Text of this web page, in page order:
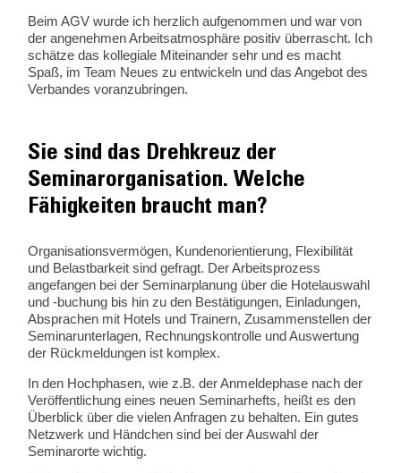
Beim AGV wurde ich herzlich aufgenommen und war von
der angenehmen Arbeitsatmosphäre positiv überrascht. Ich
schätze das kollegiale Miteinander sehr und es macht
Spaß, im Team Neues zu entwickeln und das Angebot des
Verbandes voranzubringen.
Sie sind das Drehkreuz der
Seminarorganisation. Welche
Fähigkeiten braucht man?
Organisationsvermögen, Kundenorientierung, Flexibilität
und Belastbarkeit sind gefragt. Der Arbeitsprozess
angefangen bei der Seminarplanung über die Hotelauswahl
und -buchung bis hin zu den Bestätigungen, Einladungen,
Absprachen mit Hotels und Trainern, Zusammenstellen der
Seminarunterlagen, Rechnungskontrolle und Auswertung
der Rückmeldungen ist komplex.
In den Hochphasen, wie z.B. der Anmeldephase nach der
Veröffentlichung eines neuen Seminarhefts, heißt es den
Überblick über die vielen Anfragen zu behalten. Ein gutes
Netzwerk und Händchen sind bei der Auswahl der
Seminarorte wichtig.